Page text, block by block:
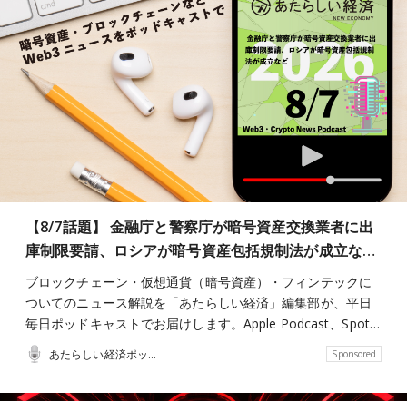
【8/7話題】 金融庁と警察庁が暗号資産交換業者に出
庫制限要請、ロシアが暗号資産包括規制法が成立な…
ブロックチェーン・仮想通貨（暗号資産）・フィンテックに
ついてのニュース解説を「あたらしい経済」編集部が、平日
毎日ポッドキャストでお届けします。Apple Podcast、Spot…
あたらしい経済ポッドキャスト Sponsored